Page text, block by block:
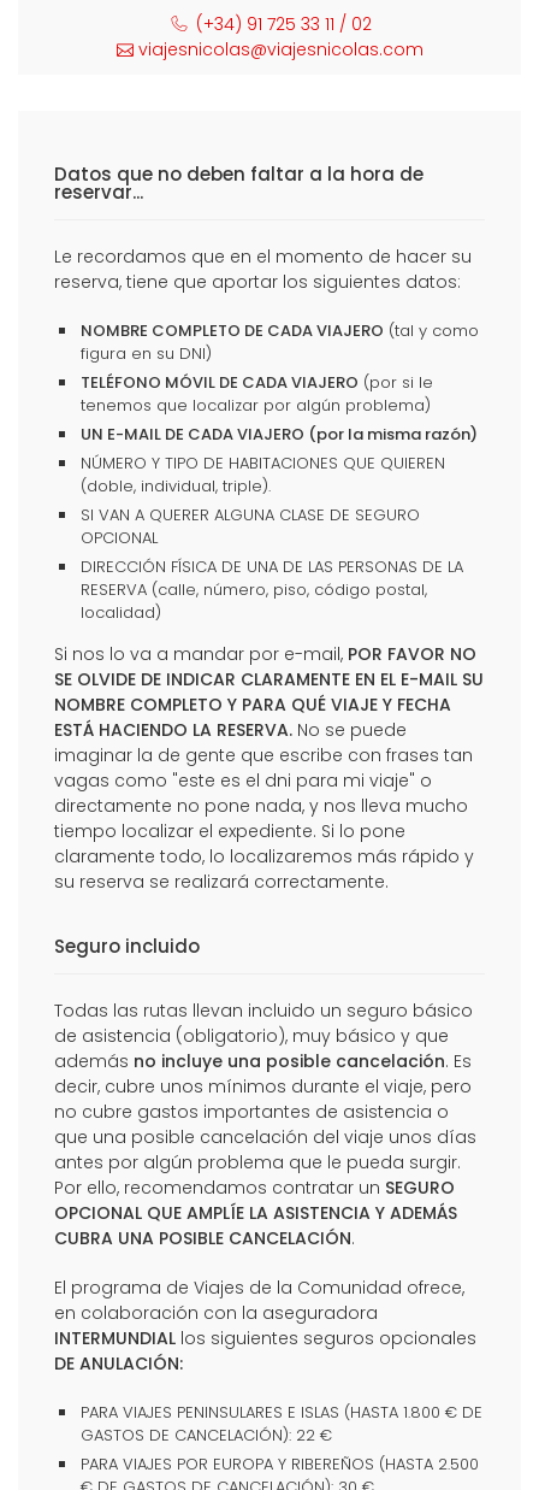
(+34) 91 725 33 11 / 02
viajesnicolas@viajesnicolas.com
Datos que no deben faltar a la hora de
reservar...
Le recordamos que en el momento de hacer su
reserva, tiene que aportar los siguientes datos:
NOMBRE COMPLETO DE CADA VIAJERO (tal y como
figura en su DNI)
TELÉFONO MÓVIL DE CADA VIAJERO (por si le
tenemos que localizar por algún problema)
UN E-MAIL DE CADA VIAJERO (por la misma razón)
NÚMERO Y TIPO DE HABITACIONES QUE QUIEREN
(doble, individual, triple).
SI VAN A QUERER ALGUNA CLASE DE SEGURO
OPCIONAL
DIRECCIÓN FÍSICA DE UNA DE LAS PERSONAS DE LA
RESERVA (calle, número, piso, código postal,
localidad)
Si nos lo va a mandar por e-mail, POR FAVOR NO
SE OLVIDE DE INDICAR CLARAMENTE EN EL E-MAIL SU
NOMBRE COMPLETO Y PARA QUÉ VIAJE Y FECHA
ESTÁ HACIENDO LA RESERVA. No se puede
imaginar la de gente que escribe con frases tan
vagas como "este es el dni para mi viaje" o
directamente no pone nada, y nos lleva mucho
tiempo localizar el expediente. Si lo pone
claramente todo, lo localizaremos más rápido y
su reserva se realizará correctamente.
Seguro incluido
Todas las rutas llevan incluido un seguro básico
de asistencia (obligatorio), muy básico y que
además no incluye una posible cancelación. Es
decir, cubre unos mínimos durante el viaje, pero
no cubre gastos importantes de asistencia o
que una posible cancelación del viaje unos días
antes por algún problema que le pueda surgir.
Por ello, recomendamos contratar un SEGURO
OPCIONAL QUE AMPLÍE LA ASISTENCIA Y ADEMÁS
CUBRA UNA POSIBLE CANCELACIÓN.
El programa de Viajes de la Comunidad ofrece,
en colaboración con la aseguradora
INTERMUNDIAL los siguientes seguros opcionales
DE ANULACIÓN:
PARA VIAJES PENINSULARES E ISLAS (HASTA 1.800 € DE
GASTOS DE CANCELACIÓN): 22 €
PARA VIAJES POR EUROPA Y RIBEREÑOS (HASTA 2.500